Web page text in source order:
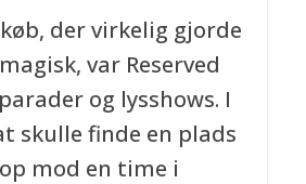
der virkelig gjorde
var Reserved
og lysshows. I
skulle finde en plads
mod en time i